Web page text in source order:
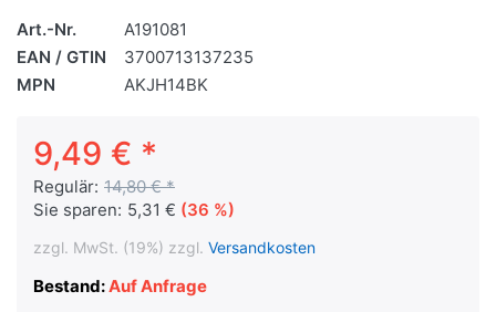
Art.-Nr.
A191081
EAN / GTIN
3700713137235
MPN
AKJH14BK
9,49 € *
Regulär: 14,80 € *
Sie sparen: 5,31 € (36 %)
zzgl. MwSt. (19%) zzgl. Versandkosten
Bestand:Auf Anfrage